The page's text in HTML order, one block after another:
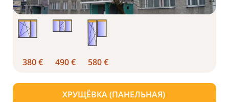
380 € 490 € 580 €
ХРУЩЁВКА (ПАНЕЛЬНАЯ)